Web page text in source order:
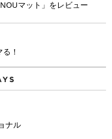
マット」をレビュー
！
ナル